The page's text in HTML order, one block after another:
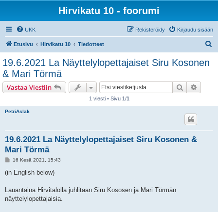
Hirvikatu 10 - foorumi
UKK Kirjaudu sisään
Rekisteröidy
Etusivu Hirvikatu 10 Tiedotteet
19.6.2021 La Näyttelylopettajaiset Siru Kosonen
& Mari Törmä
Vastaa Viestiin Etsi
1 viesti • Sivu 1/1
PetriAslak
19.6.2021 La Näyttelylopettajaiset Siru Kosonen &
Mari Törmä
V
e
i
16 Kesä 2021, 15:43
(in English below)
Lauantaina Hirvitalolla juhlitaan Siru Kososen ja Mari Törmän
näyttelylopettajaisia.